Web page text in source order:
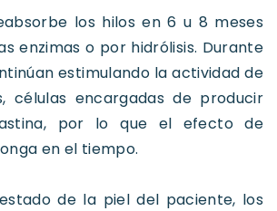
los hilos en 6 u 8 meses
enzimas o por hidrólisis. Durante
estimulando la actividad de
células encargadas de producir
por lo que el efecto de
en el tiempo.
de la piel del paciente, los